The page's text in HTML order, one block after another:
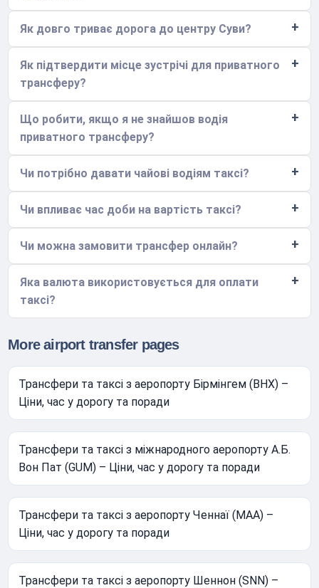
Як довго триває дорога до центру Суви?
Як підтвердити місце зустрічі для приватного
трансферу?
Що робити, якщо я не знайшов водія
приватного трансферу?
Чи потрібно давати чайові водіям таксі?
Чи впливає час доби на вартість таксі?
Чи можна замовити трансфер онлайн?
Яка валюта використовується для оплати
таксі?
More airport transfer pages
Трансфери та таксі з аеропорту Бірмінгем (BHX) –
Ціни, час у дорогу та поради
Трансфери та таксі з міжнародного аеропорту А.Б.
Вон Пат (GUM) – Ціни, час у дорогу та поради
Трансфери та таксі з аеропорту Ченнаї (MAA) –
Ціни, час у дорогу та поради
Трансфери та таксі з аеропорту Шеннон (SNN) –